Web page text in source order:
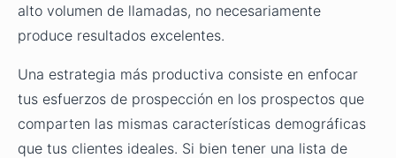
alto volumen de llamadas, no necesariamente
produce resultados excelentes.
Una estrategia más productiva consiste en enfocar
tus esfuerzos de prospección en los prospectos que
comparten las mismas características demográficas
que tus clientes ideales. Si bien tener una lista de